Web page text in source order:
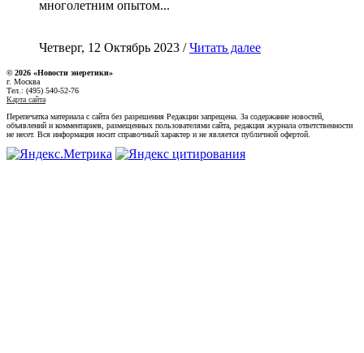
многолетним опытом...
Четверг, 12 Октябрь 2023 /Читать далее
© 2026 «Новости энеретики»
г. Москва
Тел.: (495) 540-52-76
Карта сайта
Перепечатка материала с сайта без разрешения Редакции запрещена. За содержание новостей,
объявлений и комментариев, размещенных пользователями сайта, редакция журнала ответственности
не несет. Вся информация носит справочный характер и не является публичной офертой.